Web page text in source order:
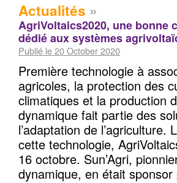
Actualités »
AgriVoltaics2020, une bonne
dédié aux systèmes
Publié le 20 October 2020
Première technologie à
agricoles, la protection des
climatiques et la production
dynamique fait partie des
l’adaptation de
cette technologie,
16 octobre. Sun’Agri,
dynamique, en était sponsor